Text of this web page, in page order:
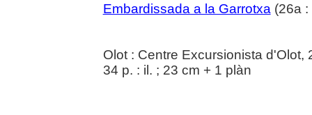
Embardissada a la Garrotxa (26a :
Olot : Centre Excursionista d'Olot,
34 p. : il. ; 23 cm + 1 plàn